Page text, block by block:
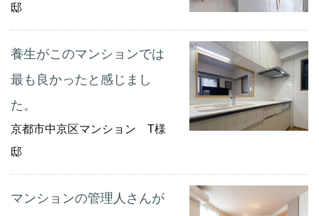
邸
養生がこのマンションでは
最も良かったと感じまし
た。
京都市中京区マンション T様
邸
マンションの管理人さんが